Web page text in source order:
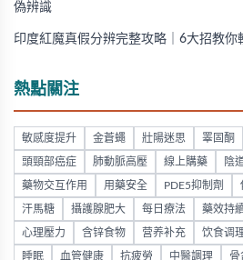
偽辨識
印度紅魔真假分辨完整攻略｜6大招教你
熱點關注
敏感度提升 金蒼蠅 壯陽迷思 睪固酮
頭頸部癌症 肺動脈高壓 線上購藥 陰
藥物交互作用 用藥安全 PDE5抑制劑
汗馬糖 攝護腺肥大 每日療法 藥效持
心理壓力 含锌食物 营养补充 饮食调
睡眠 血管健康 抗疲勞 中醫調理 骨